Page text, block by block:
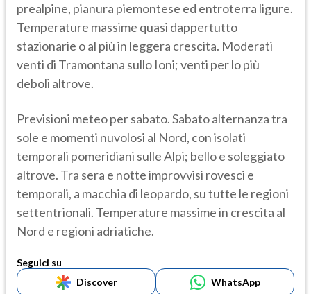
prealpine, pianura piemontese ed entroterra ligure.
Temperature massime quasi dappertutto
stazionarie o al più in leggera crescita. Moderati
venti di Tramontana sullo Ioni; venti per lo più
deboli altrove.
Previsioni meteo per sabato. Sabato alternanza tra
sole e momenti nuvolosi al Nord, con isolati
temporali pomeridiani sulle Alpi; bello e soleggiato
altrove. Tra sera e notte improvvisi rovesci e
temporali, a macchia di leopardo, su tutte le regioni
settentrionali. Temperature massime in crescita al
Nord e regioni adriatiche.
Seguici su
Discover
WhatsApp